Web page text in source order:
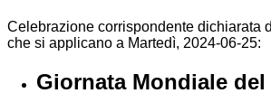
Celebrazione corrispondente dichiarata
che si applicano a Martedì, 2024-06-25:
Giornata Mondiale